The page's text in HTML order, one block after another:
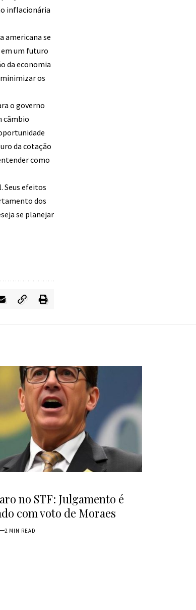
inflacionária
americana se
um futuro
da economia
os
o governo
câmbio
da cotação
como
Seus efeitos
dos
se planejar
no STF: Julgamento é
com voto de Moraes
2 MIN READ